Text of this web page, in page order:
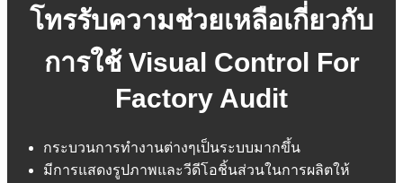
โทรรับความช่วยเหลือเกี่ยวกับ
การใช้ Visual Control For
Factory Audit
กระบวนการทำงานต่างๆเป็นระบบมากขึ้น
มีการแสดงรูปภาพและวีดีโอชิ้นส่วนในการผลิตให้